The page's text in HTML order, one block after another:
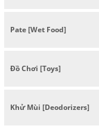
Pate [Wet Food]
Đồ Chơi [Toys]
Khử Mùi [Deodorizers]